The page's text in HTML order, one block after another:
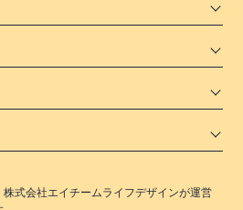
株式会社エイチームライフデザインが運営